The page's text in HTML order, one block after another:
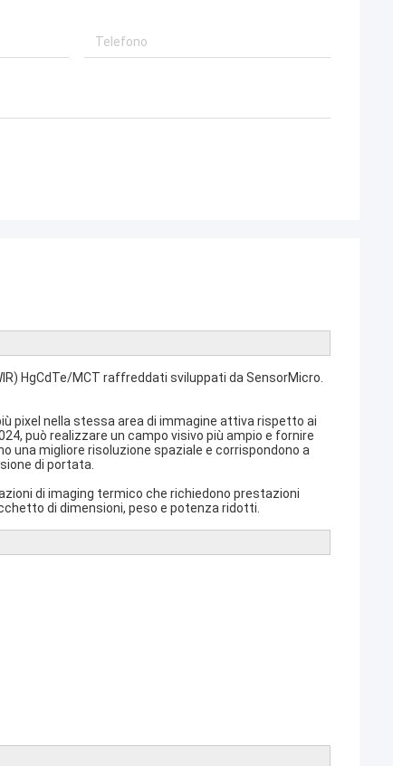
HgCdTe/MCT raffreddati sviluppati da SensorMicro.
pixel nella stessa area di immagine attiva rispetto ai
può realizzare un campo visivo più ampio e fornire
una migliore risoluzione spaziale e corrispondono a
di portata.
di imaging termico che richiedono prestazioni
di dimensioni, peso e potenza ridotti.